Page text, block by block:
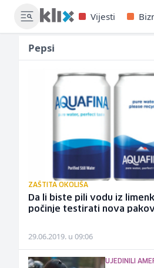
Vijesti
Pepsi
ZAŠTITA OKOLIŠA
Da li biste pili vodu iz
počinje testirati nova
29.06.2019. u 09:06
UJEDINILI